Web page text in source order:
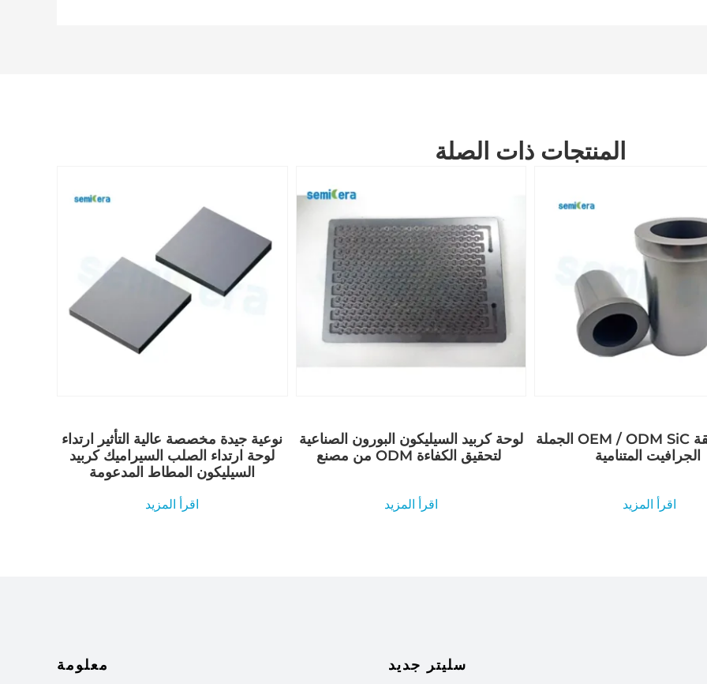
المنتجات ذات الصلة
نوعية جيدة مخصصة عالية التأثير ارتداء
لوحة ارتداء الصلب السيراميك كربيد
السيليكون المطاط المدعومة
اقرأ المزيد
لوحة كربيد السيليكون البورون الصناعية
اقرأ المزيد
الجملة OEM / ODM SiC سبيكة بوتقة
اقرأ المزيد
معلومة سليتر جديد